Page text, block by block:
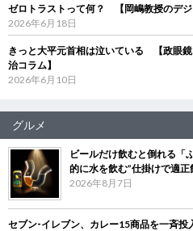
ゼロトラストって何？ 【岡嶋教授のデジ
2026年6月18日
きっと大平元首相は泣いている 【政眼
治コラム】
2026年6月10日
グルメ
ビールだけ飲むと倒れる「
的に水を飲む”仕掛けで適正
2026年8月7日
セブン‐イレブン、カレー15商品を一斉